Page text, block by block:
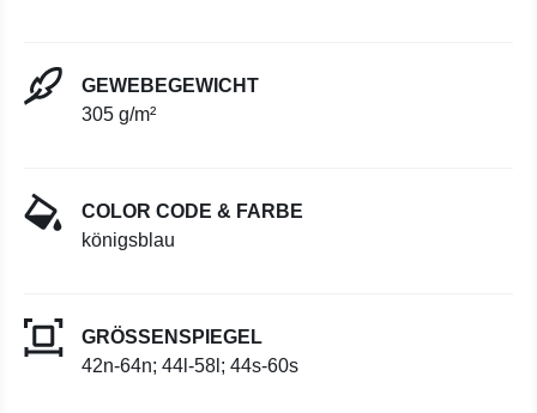
GEWEBEGEWICHT
305 g/m²
COLOR CODE & FARBE
königsblau
GRÖSSENSPIEGEL
42n-64n; 44l-58l; 44s-60s